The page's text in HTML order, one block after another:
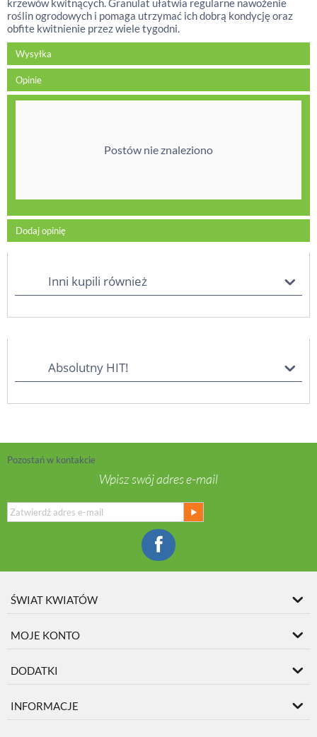
krzewów kwitnących. Granulat ułatwia regularne nawożenie
roślin ogrodowych i pomaga utrzymać ich dobrą kondycję oraz
obfite kwitnienie przez wiele tygodni.
Wysyłka
Opinie
Postów nie znaleziono
Dodaj opinię
Inni kupili również
Absolutny HIT!
Pozostań w kontakcie
Wpisz swój adres e-mail
ŚWIAT KWIATÓW
MOJE KONTO
DODATKI
INFORMACJE